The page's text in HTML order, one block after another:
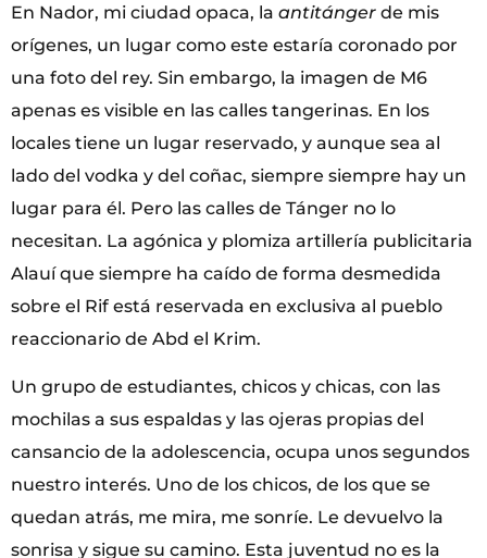
En Nador, mi ciudad opaca, la antitánger de mis
orígenes, un lugar como este estaría coronado por
una foto del rey. Sin embargo, la imagen de M6
apenas es visible en las calles tangerinas. En los
locales tiene un lugar reservado, y aunque sea al
lado del vodka y del coñac, siempre siempre hay un
lugar para él. Pero las calles de Tánger no lo
necesitan. La agónica y plomiza artillería publicitaria
Alauí que siempre ha caído de forma desmedida
sobre el Rif está reservada en exclusiva al pueblo
reaccionario de Abd el Krim.
Un grupo de estudiantes, chicos y chicas, con las
mochilas a sus espaldas y las ojeras propias del
cansancio de la adolescencia, ocupa unos segundos
nuestro interés. Uno de los chicos, de los que se
quedan atrás, me mira, me sonríe. Le devuelvo la
sonrisa y sigue su camino. Esta juventud no es la